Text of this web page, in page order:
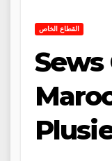
القطاع الخاص
Sews